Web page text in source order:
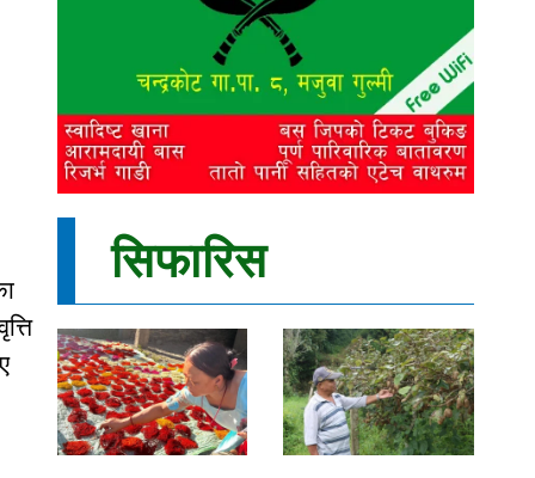
सिफारिस